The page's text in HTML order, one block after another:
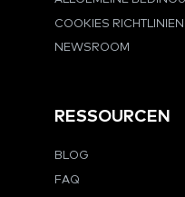
COOKIES RICHTLINIEN
NEWSROOM
RESSOURCEN
BLOG
FAQ